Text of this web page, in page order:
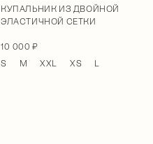
КУПАЛЬНИК ИЗ ДВОЙНОЙ
ЭЛАСТИЧНОЙ СЕТКИ
10 000 ₽
S
M XXL XS L